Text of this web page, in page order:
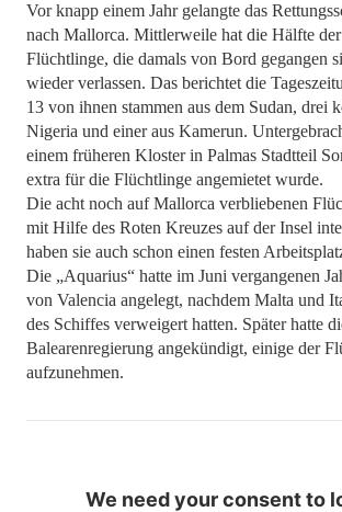
Vor knapp einem Jahr gelangte das
nach Mallorca. Mittlerweile hat die Hälfte der
Flüchtlinge, die damals von Bord gegangen
wieder verlassen. Das berichtet die
13 von ihnen stammen aus dem Sudan, drei
Nigeria und einer aus Kamerun.
einem früheren Kloster in Palmas Stadtteil
extra für die Flüchtlinge angemietet wurde.
Die acht noch auf Mallorca verbliebenen
mit Hilfe des Roten Kreuzes auf der Insel
haben sie auch schon einen festen
Die „Aquarius“ hatte im Juni vergangenen
von Valencia angelegt, nachdem Malta und
des Schiffes verweigert hatten. Später hatte
Balearenregierung angekündigt, einige der
aufzunehmen.
We need your consent to